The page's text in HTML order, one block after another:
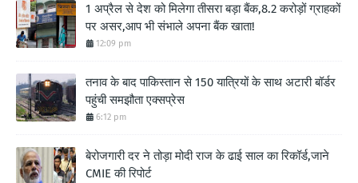
1 अप्रैल से देश को मिलेगा तीसरा बड़ा बैंक,8.2 करोड़ों ग्राहकों
पर असर,आप भी संभाले अपना बैंक खाता!
12:09 pm
तनाव के बाद पाकिस्तान से 150 यात्रियों के साथ अटारी बॉर्डर
पहुंची समझौता एक्सप्रेस
6:12 pm
बेरोजगारी दर ने तोड़ा मोदी राज के ढाई साल का रिकॉर्ड,जाने
CMIE की रिपोर्ट